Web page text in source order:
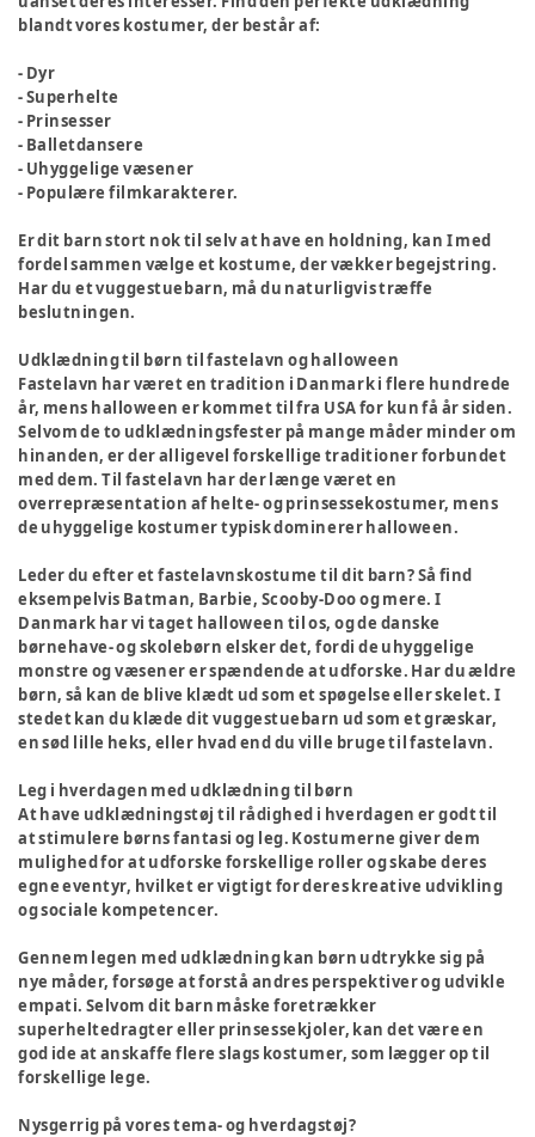
blandt vores kostumer, der består af:
- Dyr
- Superhelte
- Prinsesser
- Balletdansere
- Uhyggelige væsener
- Populære filmkarakterer.
Er dit barn stort nok til selv at have en holdning, kan I med
fordel sammen vælge et kostume, der vækker begejstring.
Har du et vuggestuebarn, må du naturligvis træffe
beslutningen.
Udklædning til børn til fastelavn og halloween
Fastelavn har været en tradition i Danmark i flere hundrede
år, mens halloween er kommet til fra USA for kun få år siden.
Selvom de to udklædningsfester på mange måder minder om
hinanden, er der alligevel forskellige traditioner forbundet
med dem. Til fastelavn har der længe været en
overrepræsentation af helte- og prinsessekostumer, mens
de uhyggelige kostumer typisk dominerer halloween.
Leder du efter et fastelavnskostume til dit barn? Så find
eksempelvis Batman, Barbie, Scooby-Doo og mere. I
Danmark har vi taget halloween til os, og de danske
børnehave- og skolebørn elsker det, fordi de uhyggelige
monstre og væsener er spændende at udforske. Har du ældre
børn, så kan de blive klædt ud som et spøgelse eller skelet. I
stedet kan du klæde dit vuggestuebarn ud som et græskar,
en sød lille heks, eller hvad end du ville bruge til fastelavn.
Leg i hverdagen med udklædning til børn
At have udklædningstøj til rådighed i hverdagen er godt til
at stimulere børns fantasi og leg. Kostumerne giver dem
mulighed for at udforske forskellige roller og skabe deres
egne eventyr, hvilket er vigtigt for deres kreative udvikling
og sociale kompetencer.
Gennem legen med udklædning kan børn udtrykke sig på
nye måder, forsøge at forstå andres perspektiver og udvikle
empati. Selvom dit barn måske foretrækker
superheltedragter eller prinsessekjoler, kan det være en
god ide at anskaffe flere slags kostumer, som lægger op til
forskellige lege.
Nysgerrig på vores tema- og hverdagstøj?